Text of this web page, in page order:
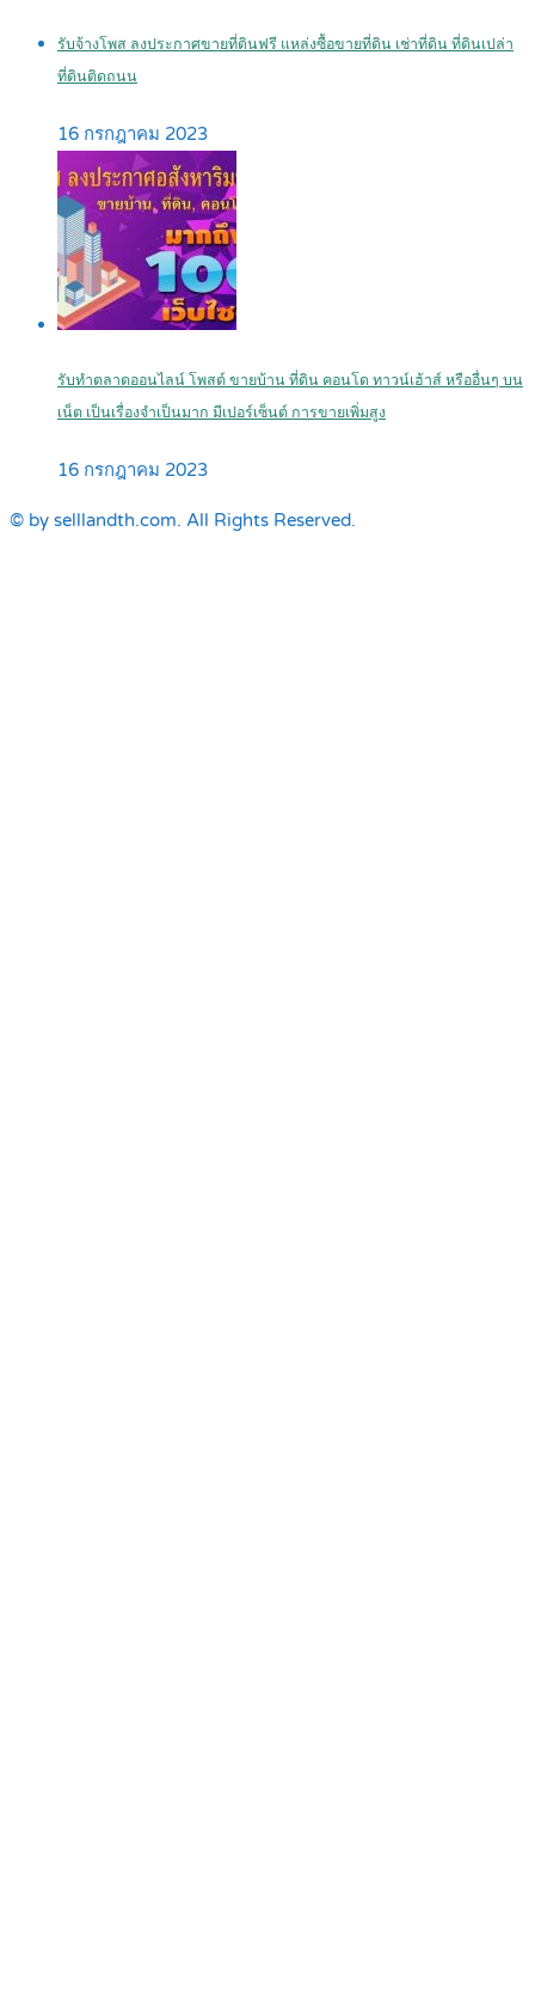
รับจ้างโพส ลงประกาศขายที่ดินฟรี แหล่งซื้อขายที่ดิน เช่าที่ดิน ที่ดินเปล่า
ที่ดินติดถนน
16 กรกฎาคม 2023
รับทำตลาดออนไลน์ โพสต์ ขายบ้าน ที่ดิน คอนโด ทาวน์เฮ้าส์ หรืออื่นๆ บน
เน็ต เป็นเรื่องจำเป็นมาก มีเปอร์เซ็นต์ การขายเพิ่มสูง
16 กรกฎาคม 2023
© by selllandth.com. All Rights Reserved.